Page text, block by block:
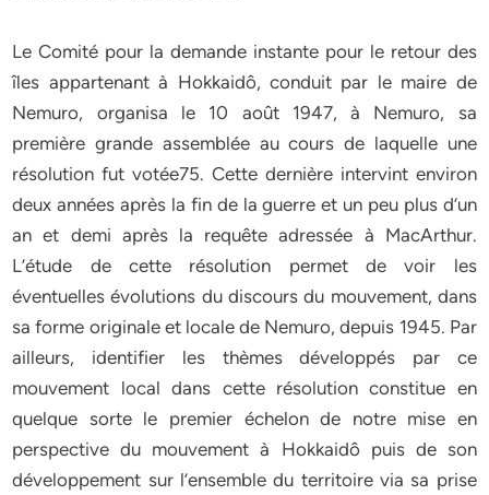
Le Comité pour la demande instante pour le retour des
îles appartenant à Hokkaidô, conduit par le maire de
Nemuro, organisa le 10 août 1947, à Nemuro, sa
première grande assemblée au cours de laquelle une
résolution fut votée75. Cette dernière intervint environ
deux années après la fin de la guerre et un peu plus d’un
an et demi après la requête adressée à MacArthur.
L’étude de cette résolution permet de voir les
éventuelles évolutions du discours du mouvement, dans
sa forme originale et locale de Nemuro, depuis 1945. Par
ailleurs, identifier les thèmes développés par ce
mouvement local dans cette résolution constitue en
quelque sorte le premier échelon de notre mise en
perspective du mouvement à Hokkaidô puis de son
développement sur l’ensemble du territoire via sa prise